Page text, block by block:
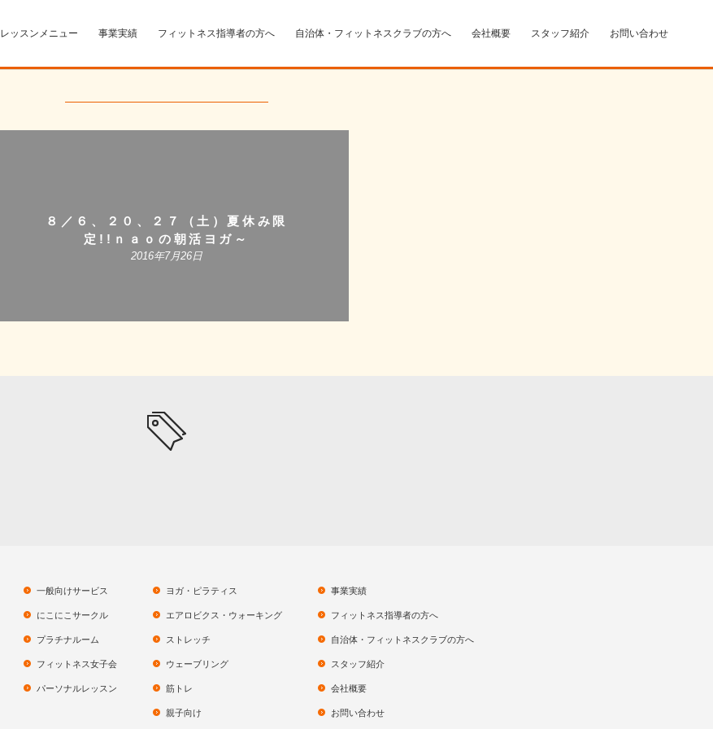
レッスンメニュー 事業実績 フィットネス指導者の方へ 自治体・フィットネスクラブの方へ 会社概要 スタッフ紹介 お問い合わせ
８／６、２０、２７（土）夏休み限
定!!ｎａｏの朝活ヨガ～
2016年7月26日
一般向けサービス
にこにこサークル
プラチナルーム
フィットネス女子会
パーソナルレッスン
ヨガ・ピラティス
エアロビクス・ウォーキング
ストレッチ
ウェーブリング
筋トレ
親子向け
事業実績
フィットネス指導者の方へ
自治体・フィットネスクラブの方へ
スタッフ紹介
会社概要
お問い合わせ